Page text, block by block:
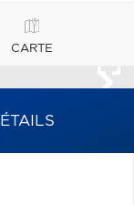
CARTE